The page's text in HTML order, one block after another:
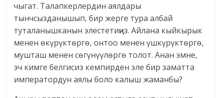
чыгат. Талапкерлердин аялдары
тынчсызданышып, бир жерге тура албай
туталанышканын элестетиңиз. Айлана кыйкырык
менен өкүрүктөргө, онтоо менен үшкүрүктөргө,
мушташ менен сөгүнүүлөргө толот. Анан эмне,
эч кимге белгисиз кемпирден эле бир заматта
императордун аялы боло калыш жаманбы?